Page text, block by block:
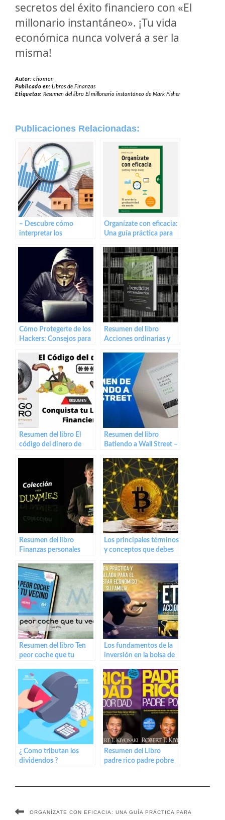
secretos del éxito financiero con «El
millonario instantáneo». ¡Tu vida
económica nunca volverá a ser la
misma!
Autor:chomon
Publicado en:Libros de Finanzas
Etiquetas: Resumen del libro El millonario instantáneo de Mark Fisher
Publicaciones Relacionadas:
– Descubre cómo
interpretar los
y maximizar tus
inversiones
Organízate con eficacia:
Una guía práctica para
productividad total
Cómo Protegerte de los
Hackers: Consejos para
financiera en Línea
Resumen del libro
Acciones ordinarias y
extraordinarios – Philip
Fisher
Resumen del libro El
código del dinero de
Resumen del libro
Batiendo a Wall Street –
Resumen del libro
Finanzas personales
Vicente Hernández
Los principales términos
y conceptos que debes
las criptomonedas
Resumen del libro Ten
peor coche que tu
Los fundamentos de la
inversión en la bolsa de
para principiantes
¿ Como tributan los
dividendos ?
Resumen del Libro
padre rico padre pobre
ORGANÍZATE CON EFICACIA: UNA GUÍA PRÁCTICA PARA